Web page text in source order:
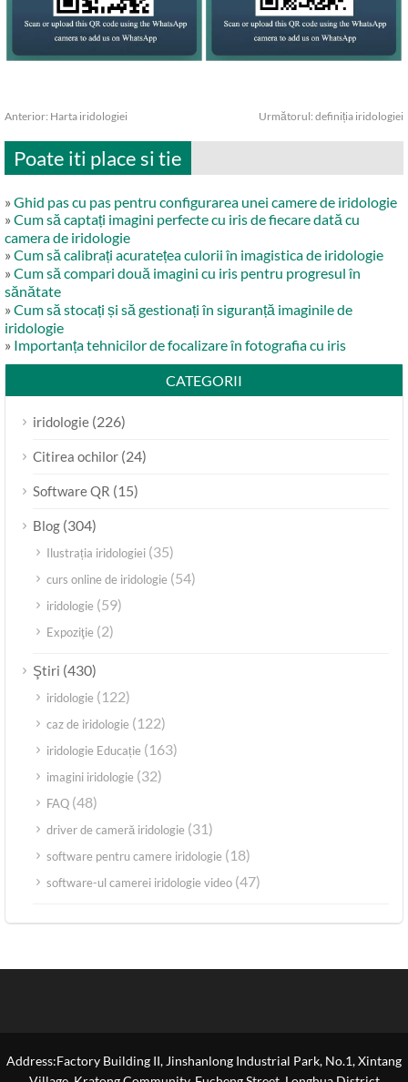
Anterior: Harta iridologiei Următorul: definiția iridologiei
Poate iti place si tie
» Ghid pas cu pas pentru configurarea unei camere de iridologie
» Cum să captați imagini perfecte cu iris de fiecare dată cu
camera de iridologie
» Cum să calibrați acuratețea culorii în imagistica de iridologie
» Cum să compari două imagini cu iris pentru progresul în
sănătate
» Cum să stocați și să gestionați în siguranță imaginile de
iridologie
» Importanța tehnicilor de focalizare în fotografia cu iris
CATEGORII
iridologie (226)
Citirea ochilor (24)
Software QR (15)
Blog (304)
Ilustrația iridologiei (35)
curs online de iridologie (54)
iridologie (59)
Expoziţie (2)
Ştiri (430)
iridologie (122)
caz de iridologie (122)
iridologie Educație (163)
imagini iridologie (32)
FAQ (48)
driver de cameră iridologie (31)
software pentru camere iridologie (18)
software-ul camerei iridologie video (47)
Address:Factory Building II, Jinshanlong Industrial Park, No.1, Xintang